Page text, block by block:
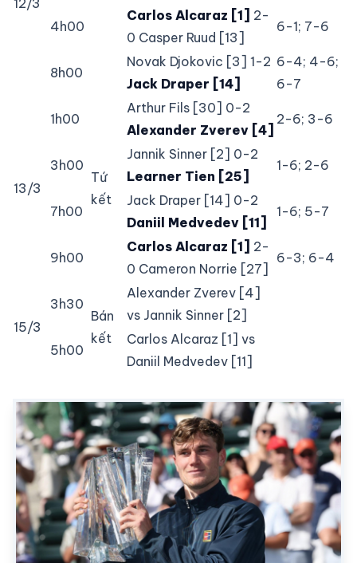
4h00
Carlos Alcaraz [1] 2-
0 Casper Ruud [13]
6-1; 7-6
8h00
Novak Djokovic [3] 1-2
Jack Draper [14]
6-4; 4-6;
6-7
13/3
1h00
Tứ
kết
Arthur Fils [30] 0-2
Alexander Zverev [4]
2-6; 3-6
3h00
Jannik Sinner [2] 0-2
Learner Tien [25]
1-6; 2-6
7h00
Jack Draper [14] 0-2
Daniil Medvedev [11]
1-6; 5-7
9h00
Carlos Alcaraz [1] 2-
0 Cameron Norrie [27]
6-3; 6-4
15/3
3h30
Bán
kết
Alexander Zverev [4]
vs Jannik Sinner [2]
5h00
Carlos Alcaraz [1] vs
Daniil Medvedev [11]